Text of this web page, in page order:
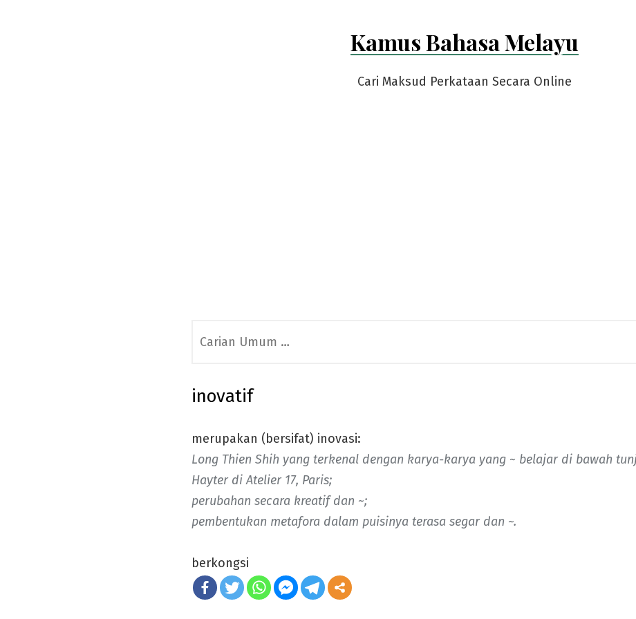
Kamus Bahasa Melayu
Cari Maksud Perkataan Secara Online
for:
inovatif
merupakan (bersifat) inovasi:
Long Thien Shih yang terkenal dengan karya-karya yang ~ belajar di bawah
Hayter di Atelier 17, Paris;
perubahan secara kreatif dan ~;
pembentukan metafora dalam puisinya terasa segar dan ~.
berkongsi